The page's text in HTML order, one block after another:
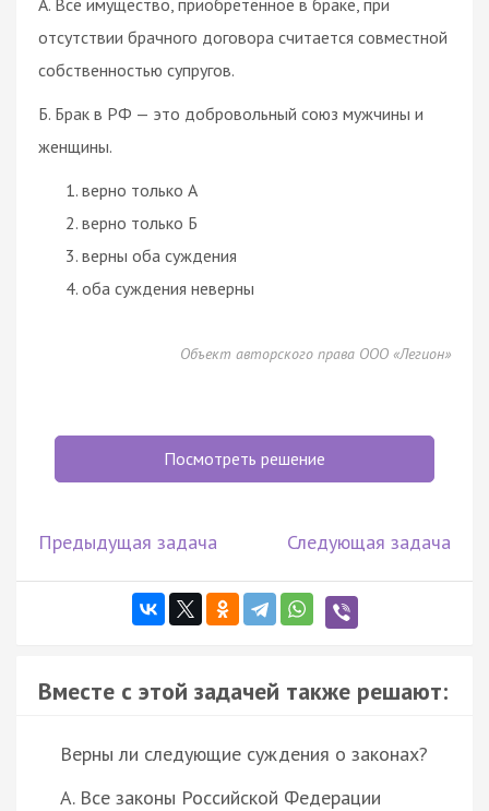
отсутствии брачного договора считается совместной
собственностью супругов.
Б. Брак в РФ — это добровольный союз мужчины и
женщины.
верно только А
верно только Б
верны оба суждения
оба суждения неверны
Объект авторского права ООО «Легион»
Посмотреть решение
Предыдущая задача Следующая задача
Вместе с этой задачей также решают:
Верны ли следующие суждения о законах?
А. Все законы Российской Федерации